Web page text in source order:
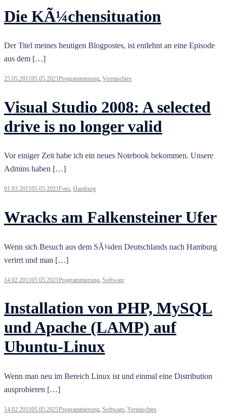
Die KÃ¼chensituation
Der Titel meines heutigen Blogpostes, ist entlehnt an eine Episode
aus dem […]
25.05.201105.05.2021Programmierung, Vermischtes
Visual Studio 2008: A selected
drive is no longer valid
Vor einiger Zeit habe ich ein neues Notebook bekommen. Unsere
Admins haben […]
01.03.201105.05.2021Foto, Hamburg
Wracks am Falkensteiner Ufer
Wenn sich Besuch aus dem SÃ¼den Deutschlands nach Hamburg
verirrt und man […]
14.02.201105.05.2021Programmierung Software
Installation von PHP, MySQL
und Apache (LAMP) auf
Ubuntu-Linux
Wenn man neu im Bereich Linux ist und einmal eine Distribution
ausprobieren […]
14.02.201105.05.2021Programmierung Software Vermischtes